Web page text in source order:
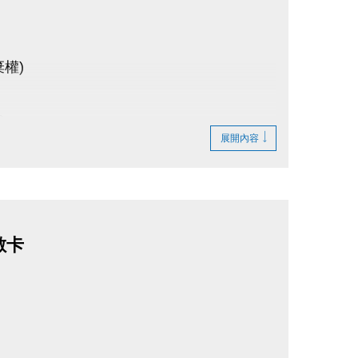
同放棄！為確保活動品質，切勿自行更
20前主動聯繫中心，如報名卻無故不到場
權)
展開內容
卡